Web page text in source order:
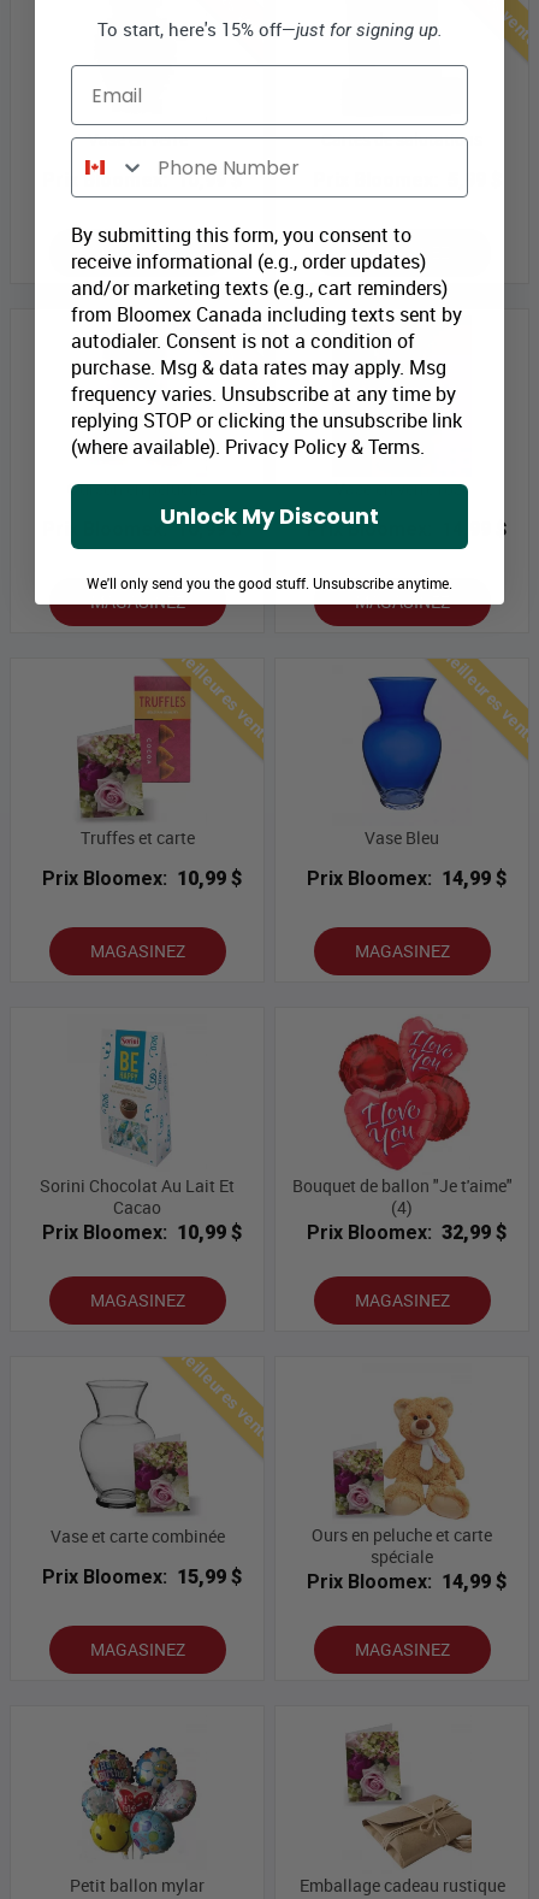
Vase en verre
Prix Bloomex:
10,99 $
MAGASINEZ
Cartes de salutations
MAGASINEZ
Meilleures ventes
Ourson en peluche
Prix Bloomex: 10,99 $
MAGASINEZ
Vase en verre rose
Prix Bloomex:
14,99 $
MAGASINEZ
Meilleures ventes
Truffes et carte
Prix Bloomex: 10,99 $
MAGASINEZ
Meilleures
Vase Bleu
Prix Bloomex: 14,99 $
MAGASINEZ
Sorini Chocolat Au Lait Et
Cacao
Prix Bloomex: 10,99 $
MAGASINEZ
Bouquet de ballon "Je t'aime"
(4)
Prix Bloomex: 32,99 $
MAGASINEZ
Meilleures ventes
Vase et carte combinée
Prix Bloomex: 15,99 $
MAGASINEZ
Ours en peluche et carte
spéciale
Prix Bloomex: 14,99 $
MAGASINEZ
Petit ballon mylar
Emballage cadeau rustique
To start, here's 15% off—just for signing up.
Email
Phone Number
By submitting this form, you consent to
receive informational (e.g., order updates)
and/or marketing texts (e.g., cart reminders)
from Bloomex Canada including texts sent by
autodialer. Consent is not a condition of
purchase. Msg & data rates may apply. Msg
frequency varies. Unsubscribe at any time by
replying STOP or clicking the unsubscribe link
(where available). Privacy Policy&Terms.
Unlock My Discount
We'll only send you the good stuff. Unsubscribe anytime.